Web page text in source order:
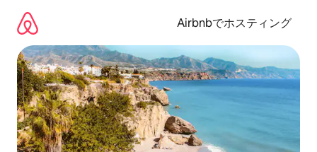
Airbnbでホスティング